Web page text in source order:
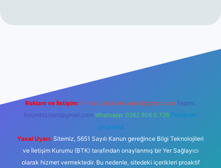
Reklam ve İletişim: E-mail: backlinkpaneli@gmail.com Teams:
forumhizmeti@gmail.com Whatsapp: 0262 606 0 726 Telegram:
@karabul
Yasal Uyarı: Sitemiz, 5651 Sayılı Kanun gereğince Bilgi Teknolojileri
ve İletişim Kurumu (BTK) tarafından onaylanmış bir Yer Sağlayıcı
olarak hizmet vermektedir. Bu nedenle, sitedeki içerikleri proaktif